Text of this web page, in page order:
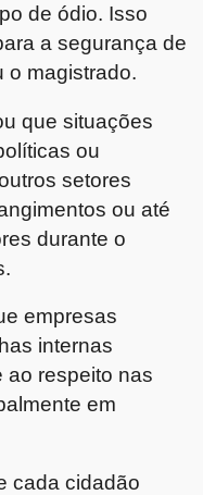
de ódio. Isso
a segurança de
o magistrado.
que situações
ou
setores
ou até
durante o
empresas
internas
ao respeito nas
em
cada cidadão